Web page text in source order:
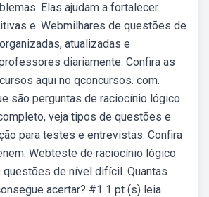
Elas ajudam a fortalecer
e. Webmilhares de questões de
atualizadas e
diariamente. Confira as
aqui no qconcursos. com.
são perguntas de raciocínio lógico
veja tipos de questões e
para testes e entrevistas. Confira
Webteste de raciocínio lógico
de nível difícil. Quantas
acertar? #1 1 pt (s) leia